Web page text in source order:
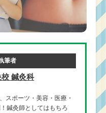
筆者
鍼灸科
スポーツ・美容・医療・
鍼灸師としてはもちろ